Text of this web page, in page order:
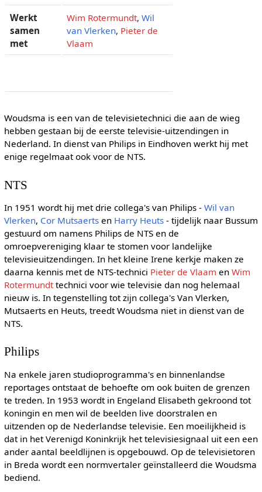
Werkt
samen
met
Wim Rotermundt, Wil
van Vlerken, Pieter de
Vlaam
Woudsma is een van de televisietechnici die aan de wieg
hebben gestaan bij de eerste televisie-uitzendingen in
Nederland. In dienst van Philips in Eindhoven werkt hij met
enige regelmaat ook voor de NTS.
NTS
In 1951 wordt hij met drie collega's van Philips - Wil van
Vlerken, Cor Mutsaertsen Harry Heuts- tijdelijk naar Bussum
gestuurd om namens Philips de NTS en de
omroepvereniging klaar te stomen voor landelijke
televisieuitzendingen. In het kleine Irene kerkje maken ze
daarna kennis met de NTS-technici Pieter de Vlaam en Wim
Rotermundttechnici voor wie televisie dan nog helemaal
nieuw is. In tegenstelling tot zijn collega's Van Vlerken,
Mutsaerts en Heuts, treedt Woudsma niet in dienst van de
NTS.
Philips
Na enkele jaren studioprogramma's en binnenlandse
reportages ontstaat de behoefte om ook buiten de grenzen
te treden. In 1953 wordt in Engeland Elisabeth gekroond tot
koningin en men wil de beelden live doorstralen en
uitzenden op de Nederlandse televisie. Een moeilijkheid is
dat in het Verenigd Koninkrijk het televisiesignaal uit een een
ander aantal beeldlijnen is opgebouwd. Op de televisietoren
in Breda wordt een normvertaler geïnstalleerd die Woudsma
bediend.